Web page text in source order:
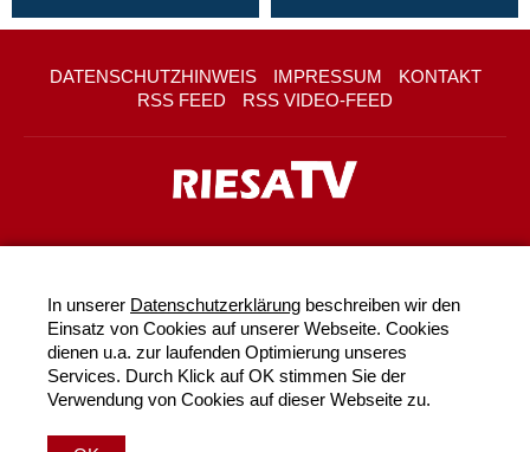
DATENSCHUTZHINWEIS IMPRESSUM
KONTAKT
RSS FEED
RSS VIDEO-FEED
In unserer Datenschutzerklärung beschreiben wir den
Einsatz von Cookies auf unserer Webseite. Cookies
dienen u.a. zur laufenden Optimierung unseres
Services. Durch Klick auf OK stimmen Sie der
Verwendung von Cookies auf dieser Webseite zu.